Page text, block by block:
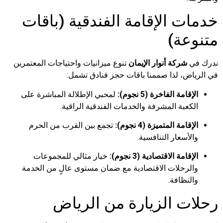
خدمات الإقامة الفندقية (باقات
متنوعة)
ندرك في شركة أنوار الإيمان تنوع ميزانيات واحتياجات المعتمرين
في الرياض، لذا صممنا باقات حجز فنادق تشمل:
الإقامة الفاخرة (5 نجوم):
لمحبي الإطلالة المباشرة على
الكعبة المشرفة والخدمات الفندقية الراقية.
الإقامة المتميزة (4 نجوم):
تجمع بين القرب من الحرم
والأسعار التنافسية.
الإقامة الاقتصادية (3 نجوم):
خيار مثالي للمجموعات
والرحلات الاقتصادية مع ضمان مستوى عالٍ من الخدمة
والنظافة.
رحلات الزيارة من الرياض